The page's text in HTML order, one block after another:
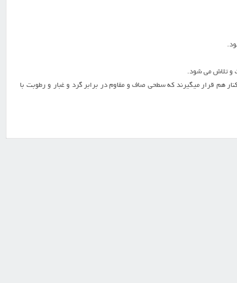
هم قرار میگیرند که سطحی صاف و مقاوم در برابر گرد و غبار و رطوبت با